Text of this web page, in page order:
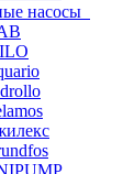
насосы